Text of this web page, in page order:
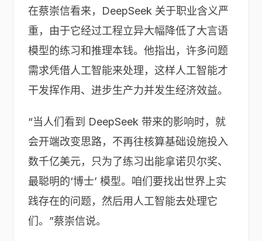
在蔡崇信看来，DeepSeek 关于职业含义严
重，由于它经过工程立异大幅降低了大言语
模型的练习和推理本钱。他指出，许多问题
需求凭借人工智能来处理，这样人工智能才
干发挥作用、进步生产力并发生经济效益。
“当人们看到 DeepSeek 带来的影响时，就
会开端改变思路，不再往核算基础设施投入
数千亿美元，只为了练习出能拿诺贝尔奖、
最聪明的‘博士’ 模型。咱们要找出世界上实
践存在的问题，然后用人工智能去处理它
们。”蔡崇信说。